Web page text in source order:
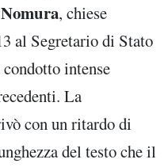
, chiese
al Segretario di Stato
intense
La
con un ritardo di
del testo che il